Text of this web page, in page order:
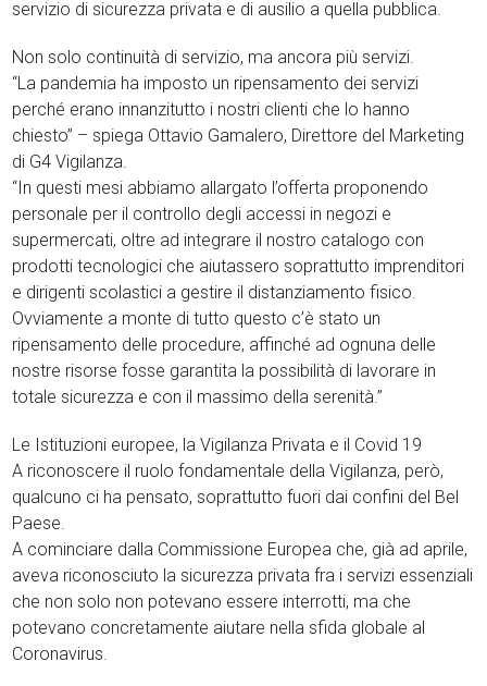
servizio di sicurezza privata e di ausilio a quella pubblica.
Non solo continuità di servizio, ma ancora più servizi.
“La pandemia ha imposto un ripensamento dei servizi
perché erano innanzitutto i nostri clienti che lo hanno
chiesto” – spiega Ottavio Gamalero, Direttore del Marketing
di G4 Vigilanza.
“In questi mesi abbiamo allargato l’offerta proponendo
personale per il controllo degli accessi in negozi e
supermercati, oltre ad integrare il nostro catalogo con
prodotti tecnologici che aiutassero soprattutto imprenditori
e dirigenti scolastici a gestire il distanziamento fisico.
Ovviamente a monte di tutto questo c’è stato un
ripensamento delle procedure, affinché ad ognuna delle
nostre risorse fosse garantita la possibilità di lavorare in
totale sicurezza e con il massimo della serenità.”
Le Istituzioni europee, la Vigilanza Privata e il Covid 19
A riconoscere il ruolo fondamentale della Vigilanza, però,
qualcuno ci ha pensato, soprattutto fuori dai confini del Bel
Paese.
A cominciare dalla Commissione Europea che, già ad aprile,
aveva riconosciuto la sicurezza privata fra i servizi essenziali
che non solo non potevano essere interrotti, ma che
potevano concretamente aiutare nella sfida globale al
Coronavirus.